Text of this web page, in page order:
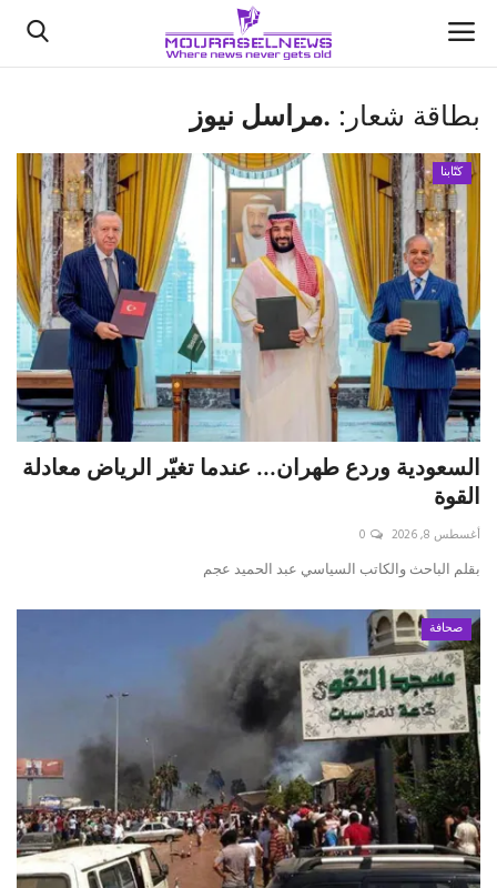
الأخبار
كتّابنا
السعودية
اقتصاد
علوم وتكنولوجيا
رياضة
فيديو
حياة
بطاقة شعار: .مراسل نيوز
كتّابنا
السعودية وردع طهران... عندما تغيّر الرياض معادلة
القوة
أغسطس 8, 2026 0
بقلم الباحث والكاتب السياسي عبد الحميد عجم
صحافة